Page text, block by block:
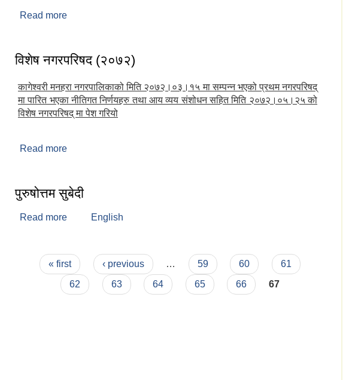
Read more
विशेष नगरपरिषद (२०७२)
कागेश्वरी मनहरा नगरपालिकाको मिति २०७२।०३।१५ मा सम्पन्न भएको प्रथम नगरपरिषद्
मा पारित भएका नीतिगत निर्णयहरु तथा आय व्यय संशोधन सहित मिति २०७२।०५।२५ को
विशेष नगरपरिषद् मा पेश गरियो
Read more
पुरुषोत्तम सुबेदी
Read more about पुरुषोत्तम सुबेदी
English
Pages
« first ‹ previous … 59 60
61
62
63 64 65 66 67